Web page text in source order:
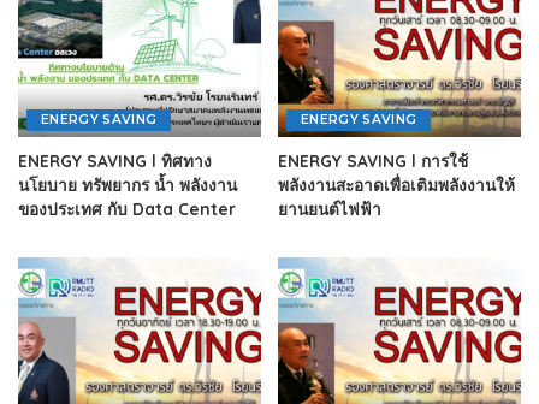
ENERGY SAVING
ENERGY SAVING l ทิศทาง
นโยบาย ทรัพยากร น้ำ พลังงาน
ของประเทศ กับ Data Center
ENERGY SAVING
ENERGY SAVING l การใช้
พลังงานสะอาดเพื่อเติมพลังงานให้
ยานยนต์ไฟฟ้า